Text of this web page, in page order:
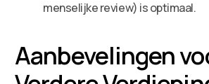
menselijke review) is optimaal.
Aanbevelingen